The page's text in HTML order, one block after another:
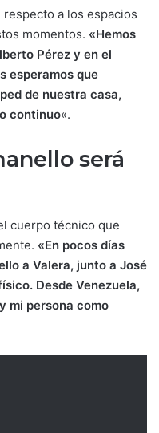
a los espacios
momentos. «Hemos
Pérez y en el
esperamos que
de nuestra casa,
continuo«.
será
cuerpo técnico que
«En pocos días
a Valera, junto a José
Desde Venezuela,
mi persona como